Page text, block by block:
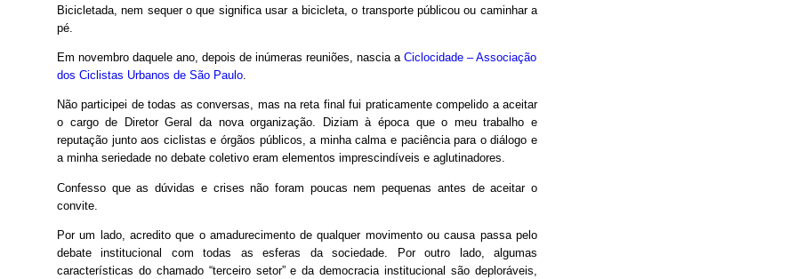
Bicicletada, nem sequer o que significa usar a bicicleta, o transporte públicou ou caminhar a
pé.
Em novembro daquele ano, depois de inúmeras reuniões, nascia a Ciclocidade – Associação
dos Ciclistas Urbanos de São Paulo.
Não participei de todas as conversas, mas na reta final fui praticamente compelido a aceitar
o cargo de Diretor Geral da nova organização. Diziam à época que o meu trabalho e
reputação junto aos ciclistas e órgãos públicos, a minha calma e paciência para o diálogo e
a minha seriedade no debate coletivo eram elementos imprescindíveis e aglutinadores.
Confesso que as dúvidas e crises não foram poucas nem pequenas antes de aceitar o
convite.
Por um lado, acredito que o amadurecimento de qualquer movimento ou causa passa pelo
debate institucional com todas as esferas da sociedade. Por outro lado, algumas
características do chamado “terceiro setor” e da democracia institucional são deploráveis,